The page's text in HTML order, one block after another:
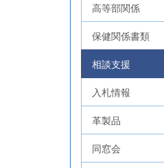
高等部関係
保健関係書類
相談支援
入札情報
革製品
同窓会